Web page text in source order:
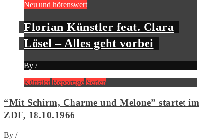
Neu und hörenswert
Florian Künstler feat. Clara
Lösel – Alles geht vorbei
By /
Künstler Reportage Serien
“Mit Schirm, Charme und Melone” startet im
ZDF, 18.10.1966
By /